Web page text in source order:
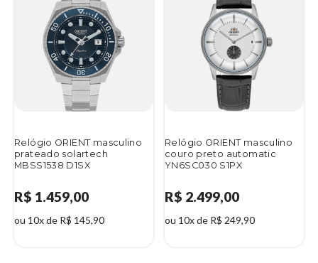
Relógio ORIENT masculino
prateado solartech
MBSS1538 D1SX
R$ 1.459,00
ou 10x de R$ 145,90
Relógio ORIENT masculino
couro preto automatic
YN6SC030 S1PX
R$ 2.499,00
ou 10x de R$ 249,90